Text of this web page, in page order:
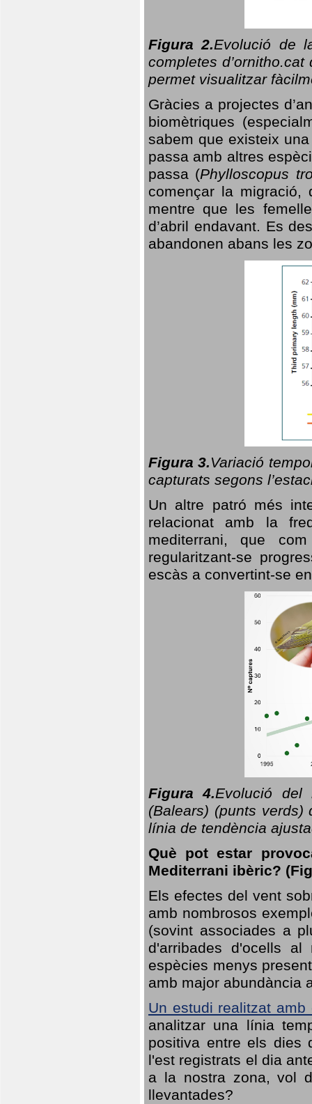
Figura 2.Evolució de
completes
permet visualitzar
Gràcies a projectes
biomètriques
sabem que existeix
passa amb altres
passa (Phylloscopus
començar la migració,
mentre que les
d’abril endavant. Es
abandonen abans les
Figura 3.Variació
capturats segons
Un altre patró més
relacionat amb la
mediterrani, que
regularitzant-se
escàs a convertint-se
Figura 4.Evolució del
(Balears) (punts
línia de tendència
Què pot estar
Mediterrani ibèric?
Els efectes del vent
amb nombrosos
(sovint associades a
d'arribades d'ocells
espècies menys
amb major abundància
Un estudi realitzat amb
analitzar una línia
positiva entre els dies
l'est registrats el dia
a la nostra zona, vol
llevantades?